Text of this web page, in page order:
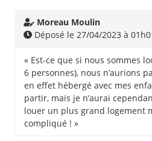
Moreau Moulin
Déposé le 27/04/2023 à
« Est-ce que si nous sommes
6 personnes), nous n’aurions
en effet hébergé avec mes
partir, mais je n’aurai
louer un plus grand logement
compliqué ! »